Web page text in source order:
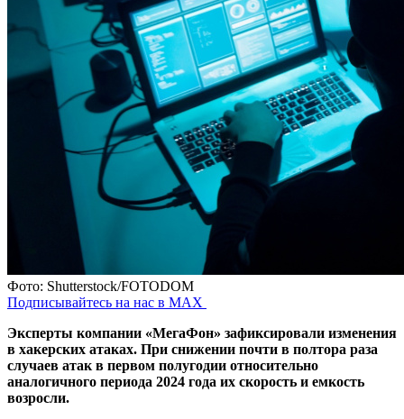
Фото: Shutterstock/FOTODOM
Подписывайтесь на нас в MAX
Эксперты компании «МегаФон» зафиксировали изменения
в хакерских атаках. При снижении почти в полтора раза
случаев атак в первом полугодии относительно
аналогичного периода 2024 года их скорость и емкость
возросли.